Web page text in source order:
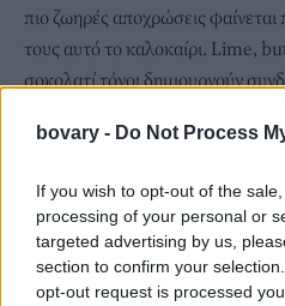
bovary - Do Not Process
If you wish to opt-out of the
processing of your personal or
targeted advertising by us,
section to confirm your
opt-out request is processed
πιο ζωηρές αποχρώσεις φαίνεται
τους αυτό το καλοκαίρι. Lime,
σοκολατί τόνοι δημιουργούν
ανεπιτήδευτη πολυτέλεια και
του πιο κλασικού bikini.
(δείτε ταεδώκαιεδώ).